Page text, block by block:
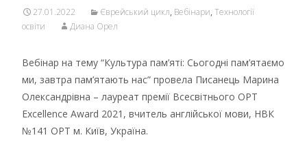
27.01.2022 Єврейський цикл, Вебінари, Технології
освіти
Диана Орел
Вебінар на тему “Культура пам’яті: Сьогодні пам’ятаємо
ми, завтра пам’ятають нас” провела Писанець Марина
Олександрівна – лауреат премії Всесвітнього ОРТ
Excellence Award 2021, вчитель англійської мови, НВК
№141 ОРТ м. Київ, Україна.